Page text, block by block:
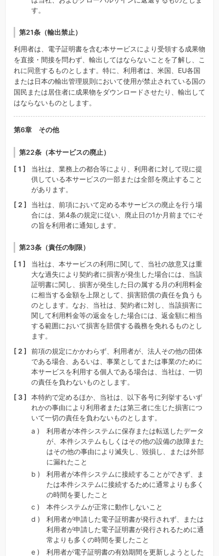
す。
第21条（輸出禁止）
利用者は、電子証明書を含む本サービスにより受領する成果物
を直接・間接を問わず、輸出してはならないことを了解し、こ
れに同意するものとします。特に、利用者は、米国、EU各国
または日本の輸出管理規則において使用が禁止されている国の
国民または居住者に成果物をダウンロードさせたり、輸出して
はならないものとします。
第6章 その他
第22条（本サービスの廃止）
当社は、業務上の都合等により、利用者に対して現に提
供している本サービスの一部または全部を廃止すること
があります。
当社は、前項において定める本サービスの廃止を行う場
合には、第4条の規定に従い、廃止日の1か月前までにそ
の旨を利用者に通知します。
第23条（責任の制限）
当社は、本サービスの利用に関して、当社の故意又は重
大な過失により契約者に損害が発生した場合には、当該
証明書に関し、損害が発生した日の属する月の利用料金
に相当する金額を上限として、損害賠償の責任を負うも
のとします。なお、当社は、契約者に対し、当該損害に
関して利用料金等の返金をした場合には、返金額に相当
する範囲において損害を賠償する義務を免れるものとし
ます。
前項の規定にかかわらず、利用者が、法人その他の団体
である場合、あるいは、事業としてまたは事業のために
本サービスを利用する個人である場合は、当社は、一切
の責任を負わないものとします。
本特約で定めるほか、当社は、以下各号に列挙するいず
れかの事由により利用者または第三者に生じた損害につ
いて一切の責任を負わないものとします。
利用者が本件システムに保存または転送したデータ
が、本件システムもしくはその他の設備の故障また
はその他の事由により滅失し、毀損し、または外部
に漏れたこと
利用者が本件システムに接続することができず、ま
たは本件システムに接続するために通常よりも多く
の時間を要したこと
本件システムが正常に動作しないこと
利用者が申請した電子証明書が発行されず、または
利用者が申請した電子証明書が発行されるために通
常よりも多くの時間を要したこと
利用者が電子証明書の有効期間を更新しようとした